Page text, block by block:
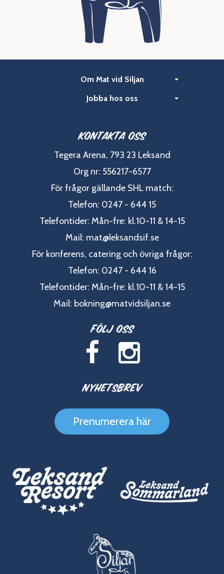
Om Mat vid Siljan
Jobba hos oss
Kontakta oss
Tegera Arena, 793 23 Leksand
Org nr: 556217-6577
För frågor gällande SHL match:
Telefon: 0247 - 644 15
Telefontider: Mån-fre: kl.10-11 & 14-15
Mail: mat@leksandsif.se
För konferens, catering och övriga frågor:
Telefon: 0247 - 644 16
Telefontider: Mån-fre: kl.10-11 & 14-15
Mail: bokning@matvidsiljan.se
Följ oss
Nyhetsbrev